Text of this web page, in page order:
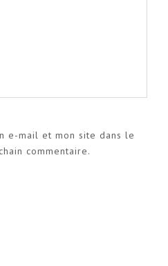
e-mail et mon site dans le
commentaire.